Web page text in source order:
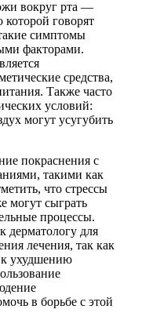
вокруг рта —
которой говорят
симптомы
факторами.
средства,
Также часто
условий:
могут усугубить
покраснения с
такими как
что стрессы
могут сыграть
процессы.
дерматологу для
лечения, так как
к ухудшению
в борьбе с этой